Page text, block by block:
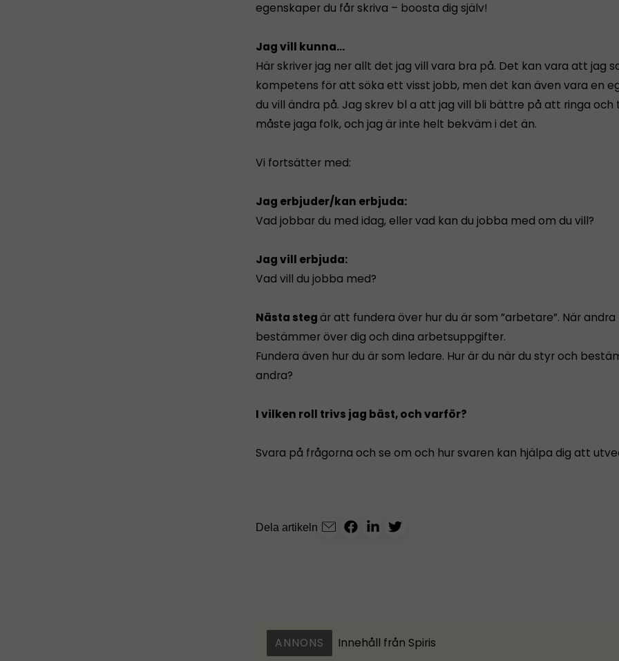
egenskaper du får skriva – boosta dig själv!
Jag vill kunna...
Här skriver jag ner allt det jag vill vara bra på. Det kan vara att jag
kompetens för att söka ett visst jobb, men det kan även vara en
du vill ändra på. Jag skrev bl a att jag vill bli bättre på att ringa och
måste jaga folk, och jag är inte helt bekväm i det än.
Vi fortsätter med:
Jag erbjuder/kan erbjuda:
Vad jobbar du med idag, eller vad kan du jobba med om du vill?
Jag vill erbjuda:
Vad vill du jobba med?
Nästa stegär att fundera över hur du är som ”arbetare”. När andra
bestämmer över dig och dina arbetsuppgifter.
Fundera även hur du är som ledare. Hur är du när du styr och
andra?
I vilken roll trivs jag bäst, och varför?
Svara på frågorna och se om och hur svaren kan hjälpa dig att
Dela artikeln
ANNONS Innehåll från Spiris